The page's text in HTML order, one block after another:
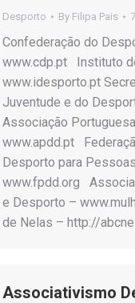
Desporto By Filipa Pais
Confederação do
www.cdp.pt Instituto
www.idesporto.pt
Juventude e do
Associação
www.apdd.pt
Desporto para
www.fpdd.org
e Desporto –
de Nelas – http://
Associativismo